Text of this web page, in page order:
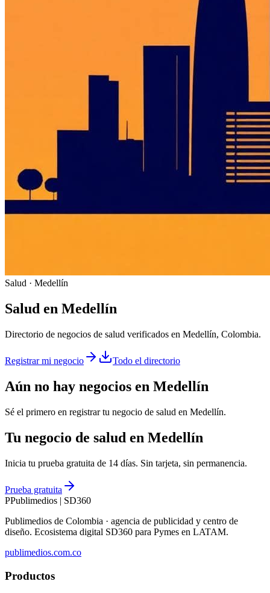
Salud · Medellín
Salud en Medellín
Directorio de negocios de salud verificados en Medellín, Colombia.
Registrar mi negocio Todo el directorio
Aún no hay negocios en Medellín
Sé el primero en registrar tu negocio de salud en Medellín.
Tu negocio de salud en Medellín
Inicia tu prueba gratuita de 14 días. Sin tarjeta, sin permanencia.
Prueba gratuita
PPublimedios | SD360
Publimedios de Colombia · agencia de publicidad y centro de
diseño. Ecosistema digital SD360 para Pymes en LATAM.
publimedios.com.co
Productos